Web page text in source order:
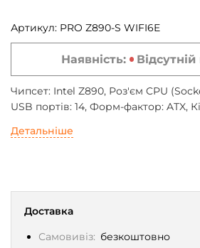
Доставка
Самовивіз: безкоштовно
Артикул: PRO Z890-S WIFI6E
Наявність:
Чипсет: Intel Z890, Роз'єм CPU
USB портів: 14, Форм-фактор: ATX,
Детальніше